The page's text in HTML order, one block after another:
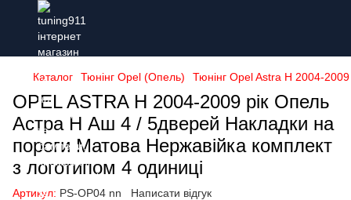
Каталог Тюнінг Opel (Опель) Тюнінг Opel Astra H 2004-
OPEL ASTRA H 2004-2009 рік Опель
Астра Н Аш 4 / 5дверей Накладки на
пороги Матова Нержавійка комплект
з логотипом 4 одиниці
Артикул: PS-OP04 nn Написати відгук